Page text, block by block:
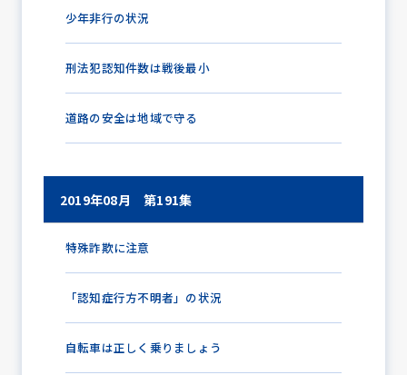
少年非行の状況
刑法犯認知件数は戦後最小
道路の安全は地域で守る
2019年08月 第191集
特殊詐欺に注意
「認知症行方不明者」の状況
自転車は正しく乗りましょう